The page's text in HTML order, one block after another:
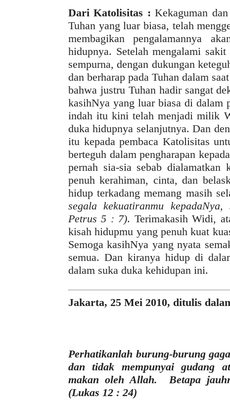
Dari Katolisitas :Kekaguman
Tuhan yang luar biasa, telah
membagikan pengalamannya
hidupnya. Setelah mengalami
sempurna, dengan dukungan
dan berharap pada Tuhan dalam
bahwa justru Tuhan hadir sangat
kasihNya yang luar biasa di dalam
indah itu kini telah menjadi milik
duka hidupnya selanjutnya. Dan
itu kepada pembaca Katolisitas
berteguh dalam pengharapan
pernah sia-sia sebab dialamatkan
penuh kerahiman, cinta, dan
hidup terkadang memang masih
segala kekuatiranmu
Petrus 5 : 7). Terimakasih Widi,
kisah hidupmu yang penuh kuat
Semoga kasihNya yang nyata
semua. Dan kiranya hidup di
dalam suka duka kehidupan ini.
Jakarta, 25 Mei 2010, ditulis
Perhatikanlah burung-burung
dan tidak mempunyai gudang
makan oleh Allah. Betapa
(Lukas 12 : 24)